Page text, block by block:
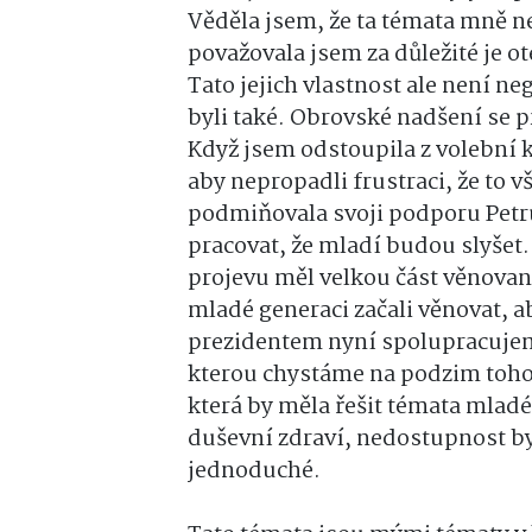
Věděla jsem, že ta témata mně
považovala jsem za důležité je
Tato jejich vlastnost ale není
byli také. Obrovské nadšení se
Když jsem odstoupila z volební
aby nepropadli frustraci, že to
podmiňovala svoji podporu
pracovat, že mladí budou
projevu měl velkou část
mladé generaci začali věnovat,
prezidentem nyní
kterou chystáme na podzim
která by měla řešit témata
duševní zdraví, nedostupnost
jednoduché.